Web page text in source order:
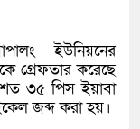
ইউনিয়নের
গ্রেফতার করেছে
৩৫ পিস ইয়াবা
জব্দ করা হয়।